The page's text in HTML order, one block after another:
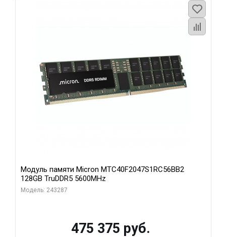
Модуль памяти Micron MTC40F2047S1RC56BB2
128GB TruDDR5 5600MHz
Модель: 243287
475 375 руб.